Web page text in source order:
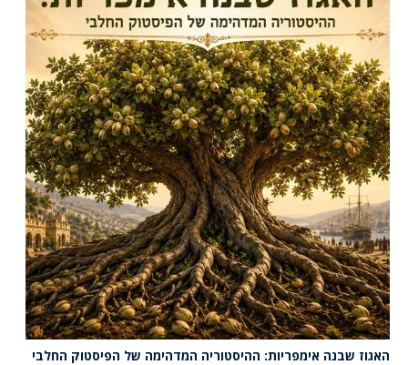
האגוז שבנה אימפריות: ההיסטוריה המדהימה של הפיסטוק החלבי